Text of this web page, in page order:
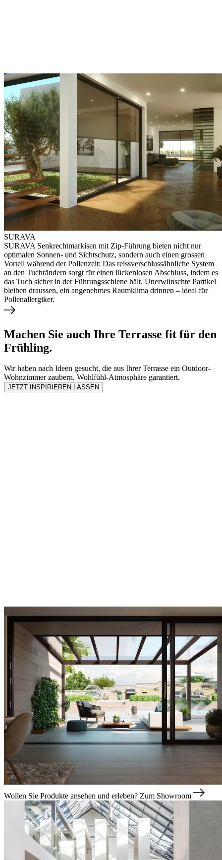
SURAVA
SURAVA Senkrechtmarkisen mit Zip-Führung bieten nicht nur
optimalen Sonnen- und Sichtschutz, sondern auch einen grossen
Vorteil während der Pollenzeit: Das reissverschlussähnliche System
an den Tuchrändern sorgt für einen lückenlosen Abschluss, indem es
das Tuch sicher in der Führungsschiene hält. Unerwünschte Partikel
bleiben draussen, ein angenehmes Raumklima drinnen – ideal für
Pollenallergiker.
Machen Sie auch Ihre Terrasse fit für den
Frühling.
Wir haben nach Ideen gesucht, die aus Ihrer Terrasse ein Outdoor-
Wohnzimmer zaubern. Wohlfühl-Atmosphäre garantiert.
JETZT INSPIRIEREN LASSEN
Wollen Sie Produkte ansehen und erleben? Zum Showroom